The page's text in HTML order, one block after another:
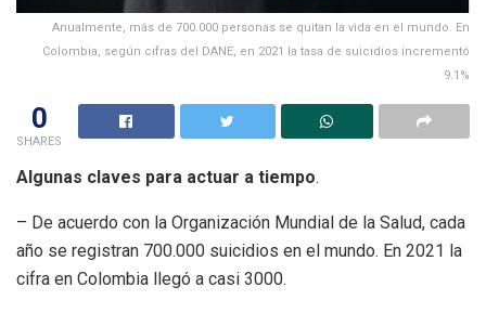
Anualmente, más de 700.000 personas se quitan la vida en el mundo. En
Colombia, según cifras del DANE, en 2021 la tasa de suicidios incrementó
9.1%
0
SHARES
Algunas claves para actuar a tiempo.
– De acuerdo con la Organización Mundial de la Salud, cada
año se registran 700.000 suicidios en el mundo. En 2021 la
cifra en Colombia llegó a casi 3000.